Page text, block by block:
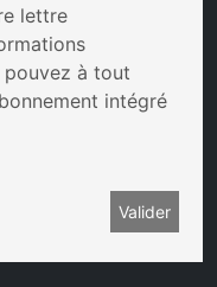
lettre
à tout
intégré